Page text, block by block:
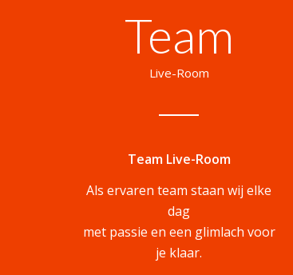
Team
Live-Room
Team Live-Room
Als ervaren team staan wij elke
dag
met passie en een glimlach voor
je klaar.